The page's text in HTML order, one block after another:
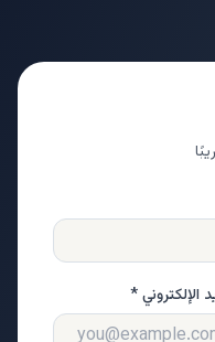
الإلكتروني *